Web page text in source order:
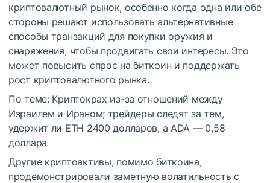
криптовалютный рынок, особенно когда одна или обе
стороны решают использовать альтернативные
способы транзакций для покупки оружия и
снаряжения, чтобы продвигать свои интересы. Это
может повысить спрос на биткоин и поддержать
рост криптовалютного рынка.
По теме: Криптокрах из-за отношений между
Израилем и Ираном; трейдеры следят за тем,
удержит ли ETH 2400 долларов, а ADA — 0,58
доллара
Другие криптоактивы, помимо биткоина,
продемонстрировали заметную волатильность с